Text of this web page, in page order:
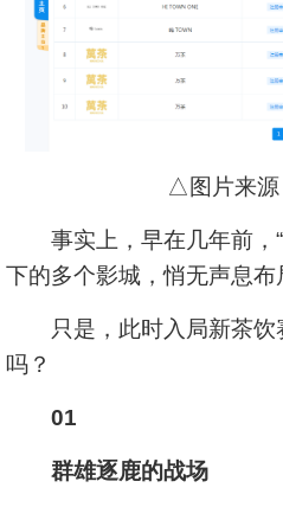
△图片来源
事实上，早在几年前，“
下的多个影城，悄无声息布
只是，此时入局新茶饮
吗？
01
群雄逐鹿的战场